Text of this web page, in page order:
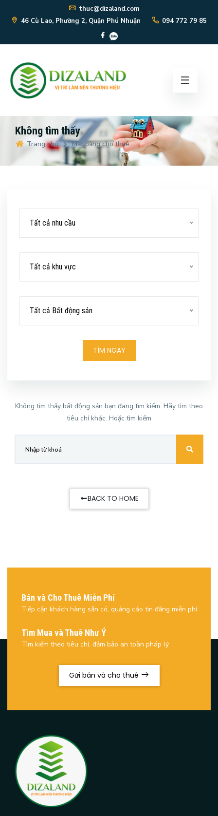
thuc@dizaland.com
46 Cù Lao, Phường 2, Quận Phú Nhuận
094 772 79 85
Không tìm thấy
Trang chủ Mặt bằng cho thuê
Tất cả nhu cầu
Tất cả khu vực
Tất cả Bất động sản
TÌM NGAY
Không tìm thấy bất động sản bạn đang tìm kiếm. Hãy tìm theo
tiêu chí khác. Hoặc tìm kiếm
BACK TO HOME
Bán và Cho Thuê Miễn Phí
Tiếp cận khách hàng sẵn có, quảng cáo tin đăng miễn phí
Tìm Mua và Thuê Như Ý
Tìm kiếm theo tiêu chí, đảm bảo an toàn pháp lý
Gửi bán và cho thuê